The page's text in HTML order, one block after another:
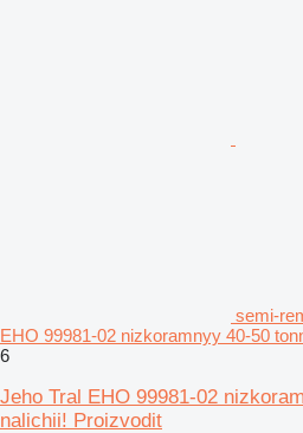
semi-
EHO 99981-02 nizkoramnyy 40-50
6
Jeho Tral EHO 99981-02
nalichii! Proizvodit